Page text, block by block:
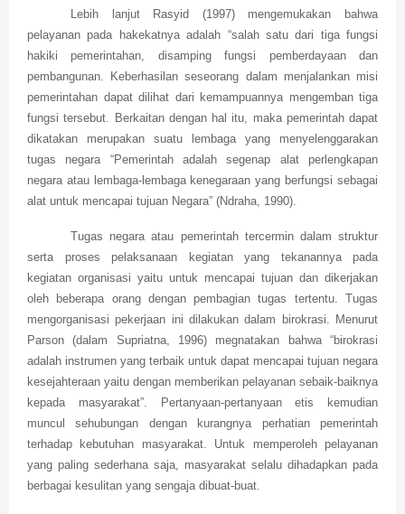
Lebih lanjut Rasyid (1997) mengemukakan bahwa
pelayanan pada hakekatnya adalah “salah satu dari tiga fungsi
hakiki pemerintahan, disamping fungsi pemberdayaan dan
pembangunan. Keberhasilan seseorang dalam menjalankan misi
pemerintahan dapat dilihat dari kemampuannya mengemban tiga
fungsi tersebut. Berkaitan dengan hal itu, maka pemerintah dapat
dikatakan merupakan suatu lembaga yang menyelenggarakan
tugas negara “Pemerintah adalah segenap alat perlengkapan
negara atau lembaga-lembaga kenegaraan yang berfungsi sebagai
alat untuk mencapai tujuan Negara” (Ndraha, 1990).
Tugas negara atau pemerintah tercermin dalam struktur
serta proses pelaksanaan kegiatan yang tekanannya pada
kegiatan organisasi yaitu untuk mencapai tujuan dan dikerjakan
oleh beberapa orang dengan pembagian tugas tertentu. Tugas
mengorganisasi pekerjaan ini dilakukan dalam birokrasi. Menurut
Parson (dalam Supriatna, 1996) megnatakan bahwa “birokrasi
adalah instrumen yang terbaik untuk dapat mencapai tujuan negara
kesejahteraan yaitu dengan memberikan pelayanan sebaik-baiknya
kepada masyarakat”. Pertanyaan-pertanyaan etis kemudian
muncul sehubungan dengan kurangnya perhatian pemerintah
terhadap kebutuhan masyarakat. Untuk memperoleh pelayanan
yang paling sederhana saja, masyarakat selalu dihadapkan pada
berbagai kesulitan yang sengaja dibuat-buat.